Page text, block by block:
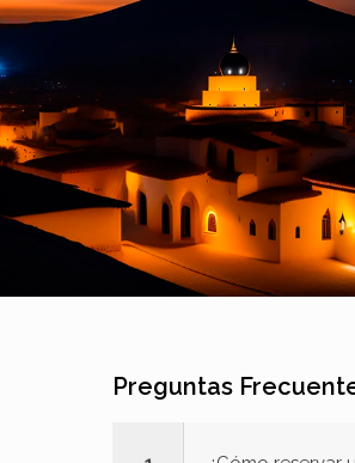
Preguntas